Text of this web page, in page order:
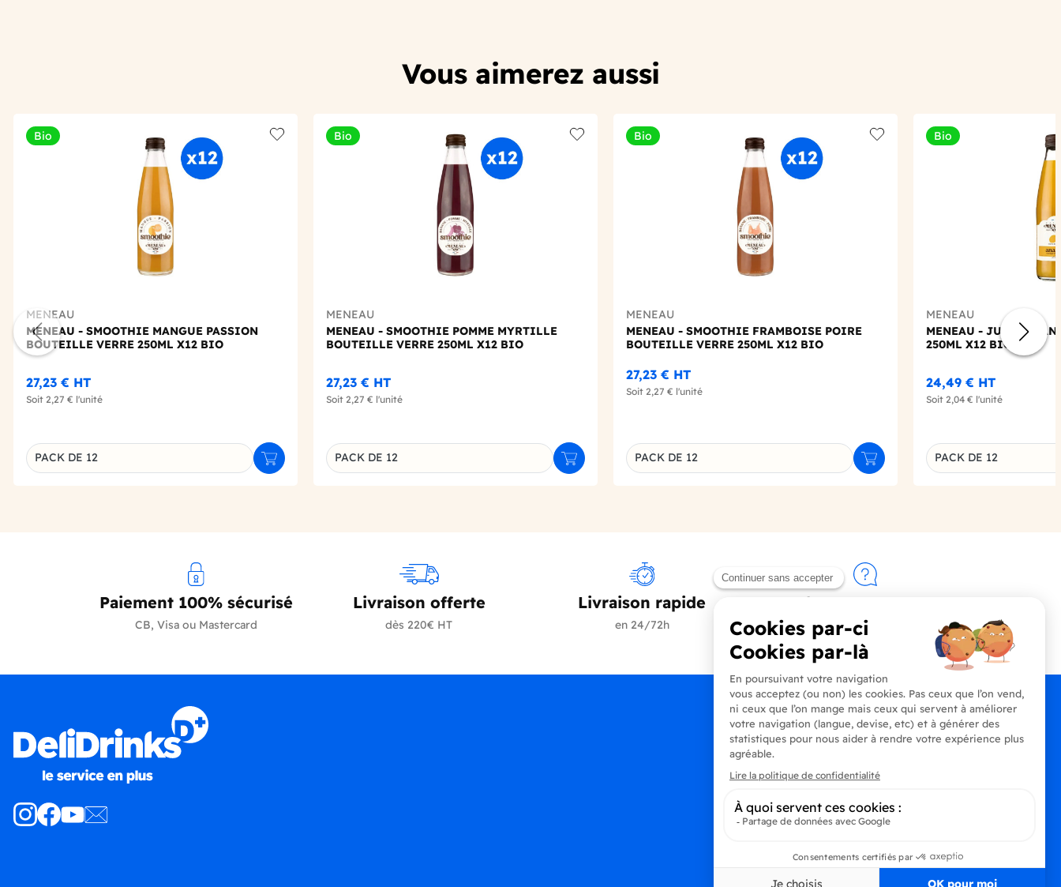
Vous aimerez aussi
Bio
Add to wishlist
MENEAU
MENEAU - SMOOTHIE MANGUE PASSION
BOUTEILLE VERRE 250ML X12 BIO
27,23 € HT
Soit 2,27 € l'unité
Déclinaison du produit
PACK DE 12 Ajouter au panier
Bio
Add to wishlist
MENEAU
MENEAU - SMOOTHIE POMME MYRTILLE
BOUTEILLE VERRE 250ML X12 BIO
27,23 € HT
Soit 2,27 € l'unité
Déclinaison du produit
PACK DE 12 Ajouter au panier
Bio
Add to wishlist
MENEAU
MENEAU - SMOOTHIE FRAMBOISE POIRE
BOUTEILLE VERRE 250ML X12 BIO
27,23 € HT
Soit 2,27 € l'unité
Déclinaison du produit
PACK DE 12 Ajouter au panier
Bio
MENEAU
MENEAU - JUS
250ML X12 BIO
24,49 € HT
Soit 2,04 € l'unité
Déclinaison du produit
PACK DE 12
Paiement 100% sécurisé
CB, Visa ou Mastercard
Livraison offerte
dès 220€ HT
Livraison rapide
en 24/72h
Contactez-nous
+33 (0)4 90 91 20 80